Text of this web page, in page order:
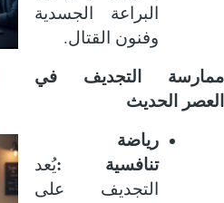
البراعة الجسدية
وفنون القتال.
ممارسة التجديف في
العصر الحديث
رياضة
تنافسية
:يُعد
التجديف على